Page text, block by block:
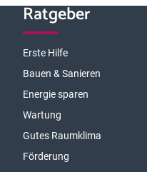
Ratgeber
Erste Hilfe
Bauen & Sanieren
Energie sparen
Wartung
Gutes Raumklima
Förderung